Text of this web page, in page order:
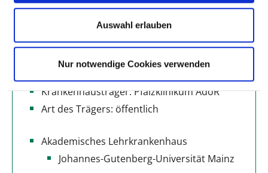
Auswahl erlauben
Nur notwendige Cookies verwenden
Anzahl der Fachabteilungen: 3
Vollstationäre Fallzahl: 8.525
Teilstationäre Fallzahl: 353
Krankenhausträger: Pfalzklinikum AdöR
Art des Trägers: öffentlich
Akademisches Lehrkrankenhaus
Johannes-Gutenberg-Universität Mainz